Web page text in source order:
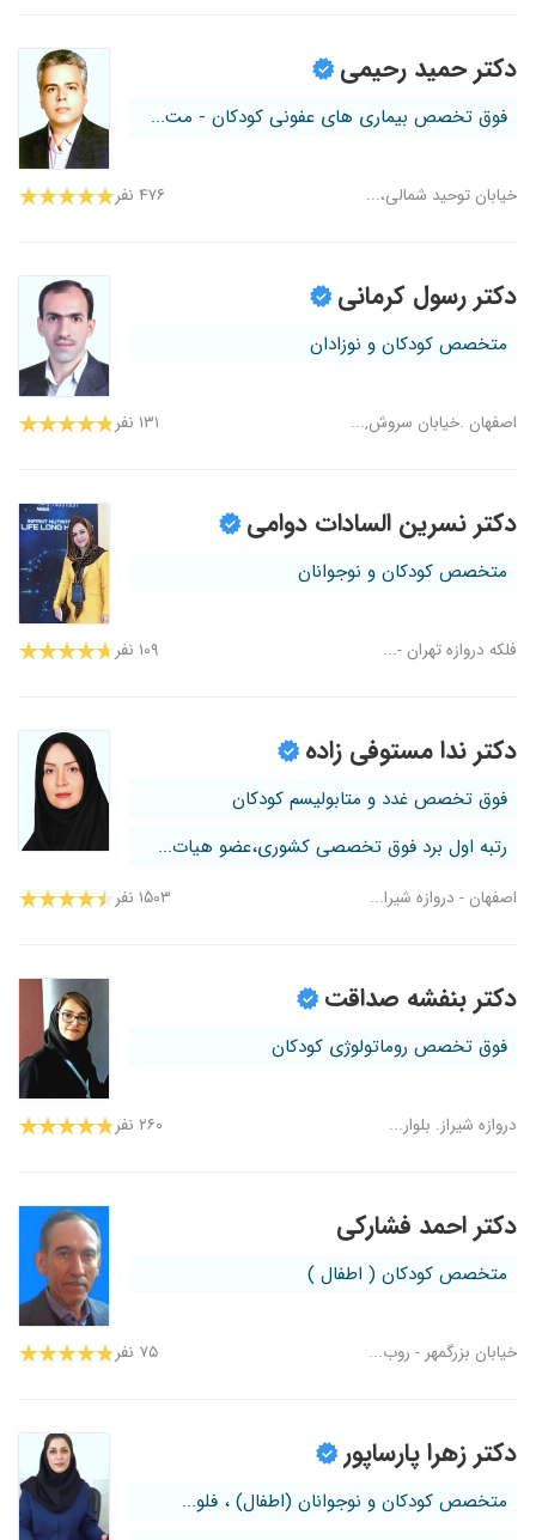
دکتر حمید رحیمی
فوق تخصص بیماری های عفونی کودکان - مت...
خیابان توحید شمالی،... ۴۷۶ نفر
دکتر رسول کرمانی
متخصص کودکان و نوزادان
اصفهان .خیابان سروش,... ۱۳۱ نفر
دکتر نسرین السادات دوامی
متخصص کودکان و نوجوانان
فلکه دروازه تهران -... ۱۰۹ نفر
دکتر ندا مستوفی زاده
فوق تخصص غدد و متابولیسم کودکان
رتبه اول برد فوق تخصصی کشوری،عضو هیات...
اصفهان - دروازه شیرا... ۱۵۰۳ نفر
دکتر بنفشه صداقت
فوق تخصص روماتولوژی کودکان
دروازه شیراز. بلوار... ۲۶۰ نفر
دکتر احمد فشارکی
متخصص کودکان ( اطفال )
خیابان بزرگمهر - روب... ۷۵ نفر
دکتر زهرا پارساپور
متخصص کودکان و نوجوانان (اطفال) ، فلو...